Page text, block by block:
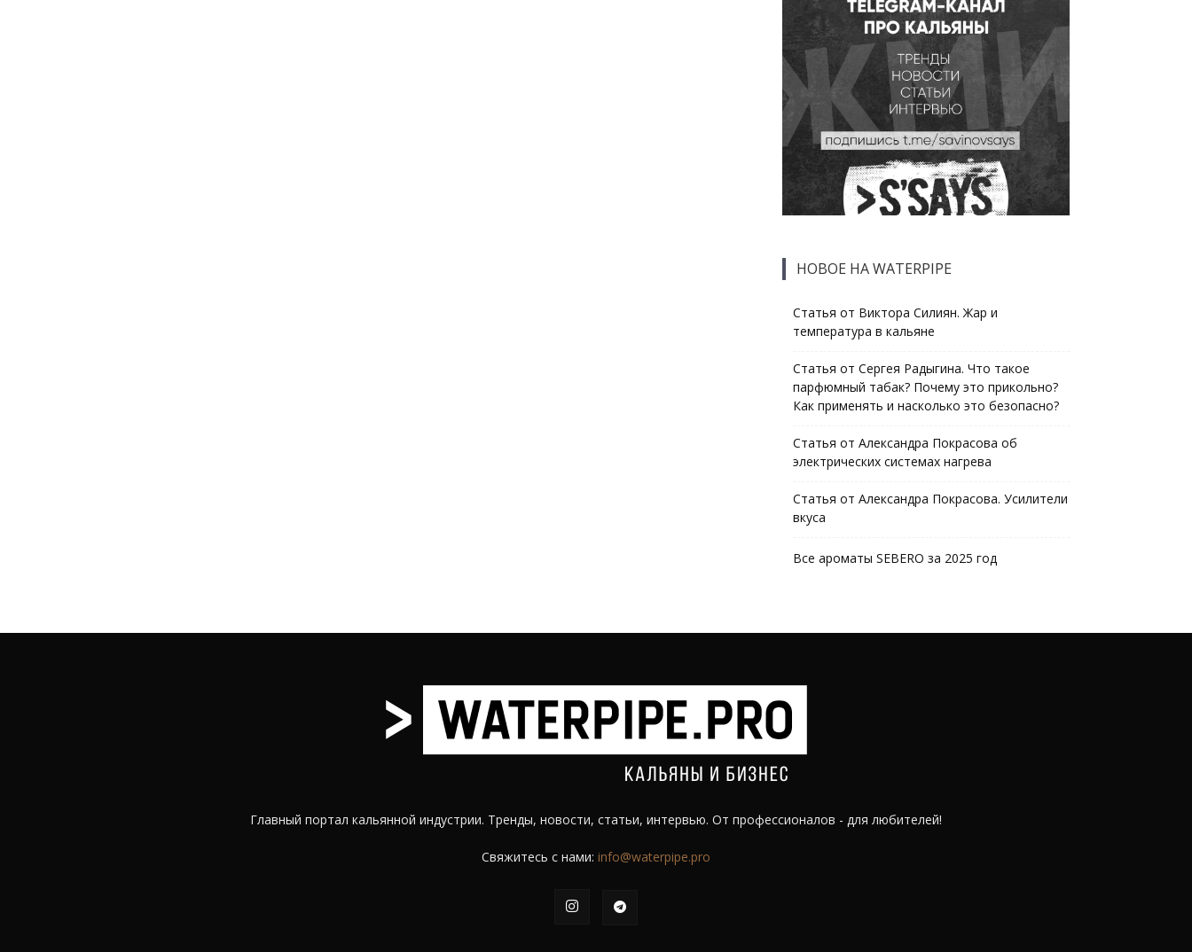
НОВОЕ НА WATERPIPE
Статья от Виктора Силиян. Жар и
температура в кальяне
Статья от Сергея Радыгина. Что такое
парфюмный табак? Почему это прикольно?
Как применять и насколько это безопасно?
Статья от Александра Покрасова об
электрических системах нагрева
Статья от Александра Покрасова. Усилители
вкуса
Все ароматы SEBERO за 2025 год
Главный портал кальянной индустрии. Тренды, новости, статьи, интервью. От профессионалов - для любителей!
Свяжитесь с нами: info@waterpipe.pro